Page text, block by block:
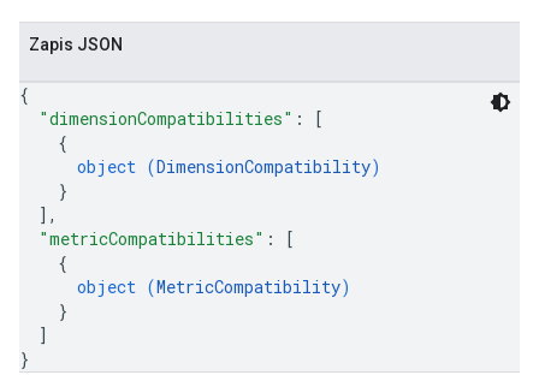
Zapis JSON
{
"dimensionCompatibilities" :
[
{
object (DimensionCompatibility)
}
] ,
"metricCompatibilities" :
[
{
object (MetricCompatibility)
}
]
}